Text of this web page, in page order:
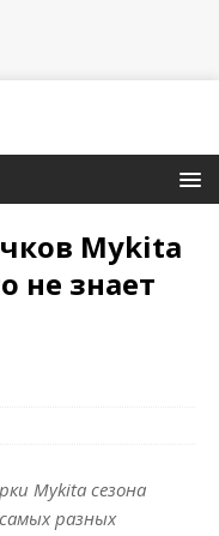
Mykita
не знает
Mykita сезона
разных